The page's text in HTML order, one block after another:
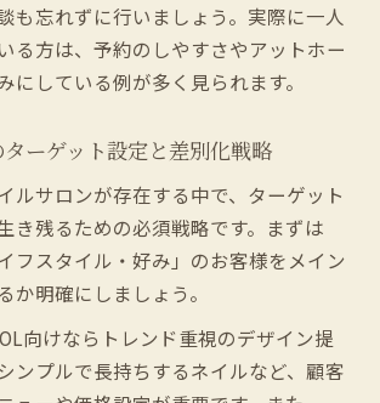
も忘れずに行いましょう。実際に一人
る方は、予約のしやすさやアットホー
にしている例が多く見られます。
ーゲット設定と差別化戦略
ルサロンが存在する中で、ターゲット
き残るための必須戦略です。まずは
フスタイル・好み」のお客様をメイン
か明確にしましょう。
向けならトレンド重視のデザイン提
ンプルで長持ちするネイルなど、顧客